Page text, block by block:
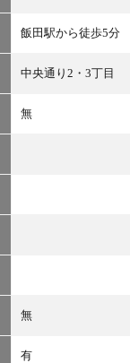
飯田駅から徒歩5分
中央通り2・3丁目
無
無
有